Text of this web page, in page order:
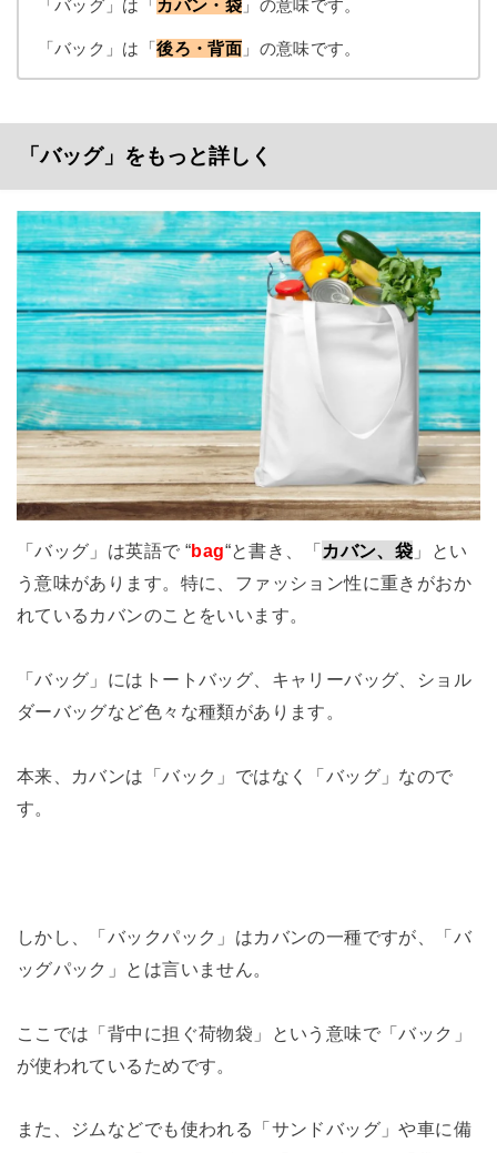
「バッグ」は「カバン・袋 」の意味です。
「バック」は「後ろ・背面 」の意味です。
「バッグ」をもっと詳しく
「バッグ」は英語で “bag“と書き、「 カバン、袋 」とい
う意味があります。特に、ファッション性に重きがおか
れているカバンのことをいいます。
「バッグ」にはトートバッグ、キャリーバッグ、ショル
ダーバッグなど色々な種類があります。
本来、カバンは「バック」ではなく「バッグ」なので
す。
しかし、「バックパック」はカバンの一種ですが、「バ
ッグパック」とは言いません。
ここでは「背中に担ぐ荷物袋」という意味で「バック」
が使われているためです。
また、ジムなどでも使われる「サンドバッグ」や車に備